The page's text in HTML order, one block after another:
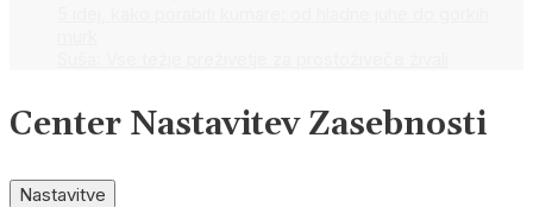
Center Nastavitev Zasebnosti
Nastavitve